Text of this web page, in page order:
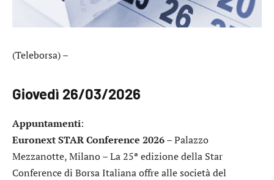
(Teleborsa) –
Giovedì 26/03/2026
Appuntamenti:
Euronext STAR Conference 2026– Palazzo
Mezzanotte, Milano – La 25ª edizione della Star
Conference di Borsa Italiana offre alle società del